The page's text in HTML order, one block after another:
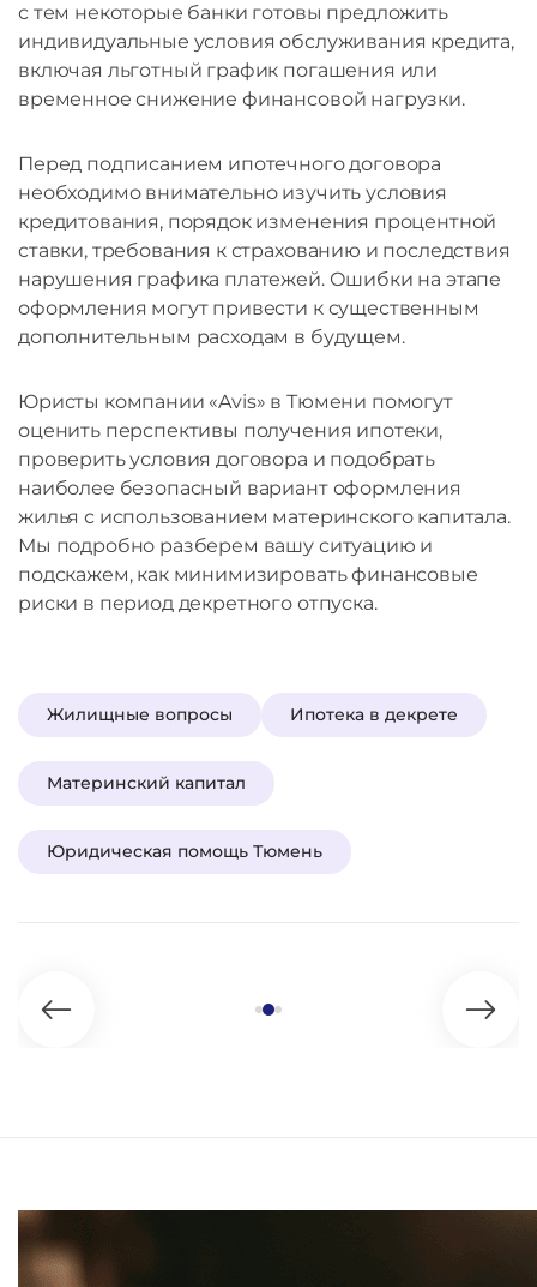
с тем некоторые банки готовы предложить
индивидуальные условия обслуживания кредита,
включая льготный график погашения или
временное снижение финансовой нагрузки.
Перед подписанием ипотечного договора
необходимо внимательно изучить условия
кредитования, порядок изменения процентной
ставки, требования к страхованию и последствия
нарушения графика платежей. Ошибки на этапе
оформления могут привести к существенным
дополнительным расходам в будущем.
Юристы компании «Avis» в Тюмени помогут
оценить перспективы получения ипотеки,
проверить условия договора и подобрать
наиболее безопасный вариант оформления
жилья с использованием материнского капитала.
Мы подробно разберем вашу ситуацию и
подскажем, как минимизировать финансовые
риски в период декретного отпуска.
Жилищные вопросы Ипотека в декрете
Материнский капитал
Юридическая помощь Тюмень